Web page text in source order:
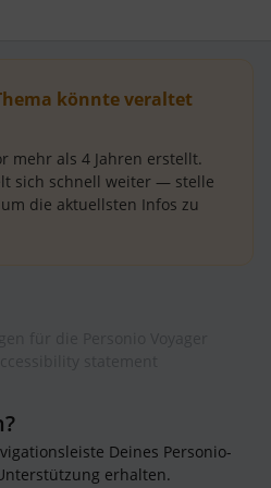
könnte veraltet
mehr als 4 Jahren erstellt.
sich schnell weiter — stelle
um die aktuellsten Infos zu
Deines Personio-
erhalten.